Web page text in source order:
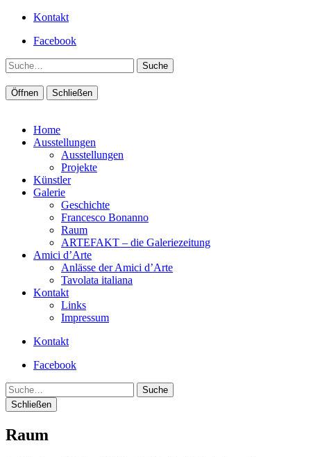
Kontakt
Facebook
Suche
Öffnen Schließen
Home
Ausstellungen
Ausstellungen
Projekte
Künstler
Galerie
Geschichte
Francesco Bonanno
Raum
ARTEFAKT – die Galeriezeitung
Amici d’Arte
Anlässe der Amici d’Arte
Tavolata italiana
Kontakt
Links
Impressum
Kontakt
Facebook
Suche
Schließen
Raum